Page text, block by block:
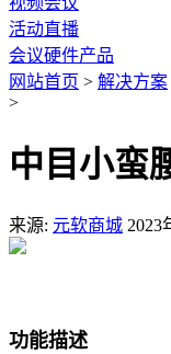
活动直播
会议硬件产品
网站首页 > 解决方案
>
中目小蛮
来源: 元软商城 2023
功能描述